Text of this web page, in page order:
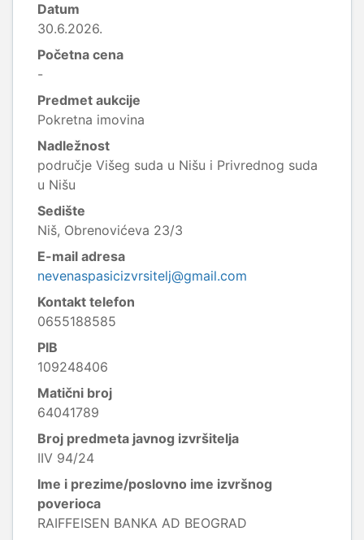
Datum
30.6.2026.
Početna cena
-
Predmet aukcije
Pokretna imovina
Nadležnost
područje Višeg suda u Nišu i Privrednog suda
u Nišu
Sedište
Niš, Obrenovićeva 23/3
E-mail adresa
nevenaspasicizvrsitelj@gmail.com
Kontakt telefon
0655188585
PIB
109248406
Matični broj
64041789
Broj predmeta javnog izvršitelja
IIV 94/24
Ime i prezime/poslovno ime izvršnog
poverioca
RAIFFEISEN BANKA AD BEOGRAD